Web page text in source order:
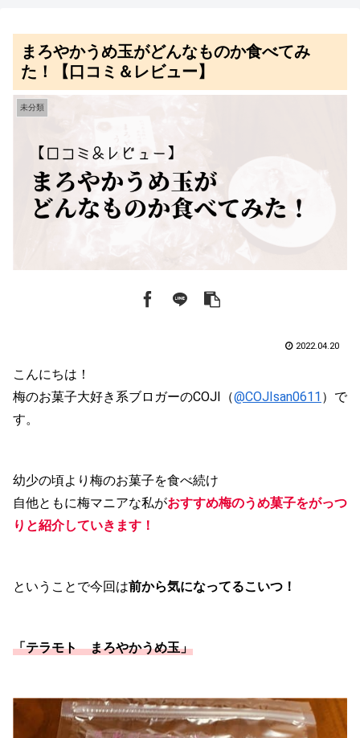
まろやかうめ玉がどんなものか食べてみ
た！【口コミ＆レビュー】
未分類
2022.04.20
こんにちは！
梅のお菓子大好き系ブロガーのCOJI（@COJIsan0611 ）で
す。
幼少の頃より梅のお菓子を食べ続け
自他ともに梅マニアな私がおすすめ梅のうめ菓子をがっつ
りと紹介していきます！
ということで今回は前から気になってるこいつ！
「テラモト まろやかうめ玉」